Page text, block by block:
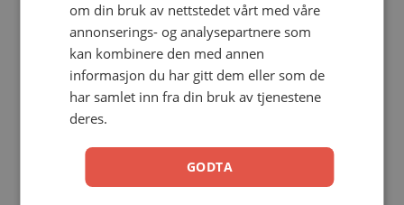
Tilbud!
Norsk studiebibel / Sort m/reg
Thoralf Gilbrant
Kunstskinn
999,00kr Opprinnelig pris var:
om din bruk av nettstedet vårt med våre
annonserings- og analysepartnere som
kan kombinere den med annen
informasjon du har gitt dem eller som de
har samlet inn fra din bruk av tjenestene
deres.
GODTA